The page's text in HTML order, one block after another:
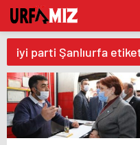
iyi parti Şanlıurfa